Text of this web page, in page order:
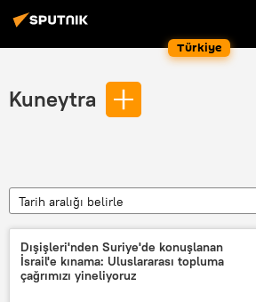
Türkiye
Kuneytra
Tarih aralığı belirle
Dışişleri'nden Suriye'de konuşlanan
İsrail'e kınama: Uluslararası topluma
çağrımızı yineliyoruz